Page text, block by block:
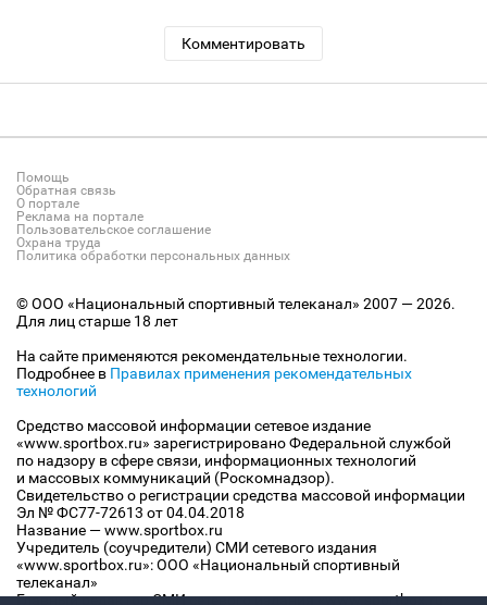
Комментировать
Помощь
Обратная связь
О портале
Реклама на портале
Пользовательское соглашение
Охрана труда
Политика обработки персональных данных
© ООО «Национальный спортивный телеканал» 2007 — 2026.
Для лиц старше 18 лет
На сайте применяются рекомендательные технологии.
Подробнее в Правилах применения рекомендательных
технологий
Средство массовой информации сетевое издание
«www.sportbox.ru» зарегистрировано Федеральной службой
по надзору в сфере связи, информационных технологий
и массовых коммуникаций (Роскомнадзор).
Свидетельство о регистрации средства массовой информации
Эл № ФС77-72613 от 04.04.2018
Название — www.sportbox.ru
Учредитель (соучредители) СМИ сетевого издания
«www.sportbox.ru»: ООО «Национальный спортивный
телеканал»
Главный редактор СМИ сетевого издания «www.sportbox.ru»: